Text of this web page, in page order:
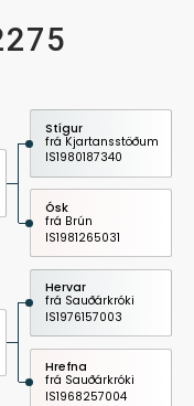
Stígur
frá Kjartansstöðum
IS1980187340
Ósk
frá Brún
IS1981265031
Hervar
frá Sauðárkróki
IS1976157003
Hrefna
frá Sauðárkróki
IS1968257004